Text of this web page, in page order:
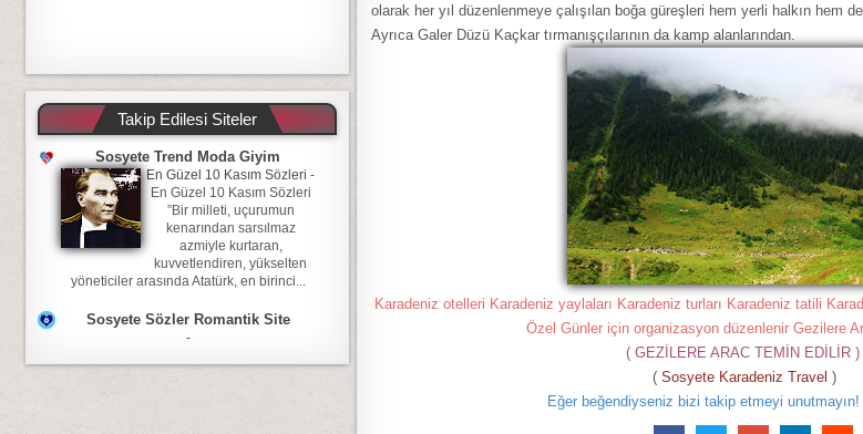
olarak her yıl düzenlenmeye çalışılan boğa güreşleri hem yerli halkın hem
Ayrıca Galer Düzü Kaçkar tırmanışçılarının da kamp alanlarından.
Karadeniz otelleri Karadeniz yaylaları Karadeniz turları Karadeniz tatili
Özel Günler için organizasyon düzenlenir Gezilere
( GEZİLERE ARAC TEMİN EDİLİR )
( Sosyete Karadeniz Travel )
Eğer beğendiyseniz bizi takip etmeyi unutmayın!
Takip Edilesi Siteler
Sosyete Trend Moda Giyim
En Güzel 10 Kasım Sözleri -
En Güzel 10 Kasım Sözleri
”Bir milleti, uçurumun
kenarından sarsılmaz
azmiyle kurtaran,
kuvvetlendiren, yükselten
yöneticiler arasında Atatürk, en birinci...
Sosyete Sözler Romantik Site
-